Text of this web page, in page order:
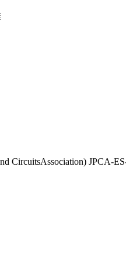
CircuitsAssociation) JPCA-